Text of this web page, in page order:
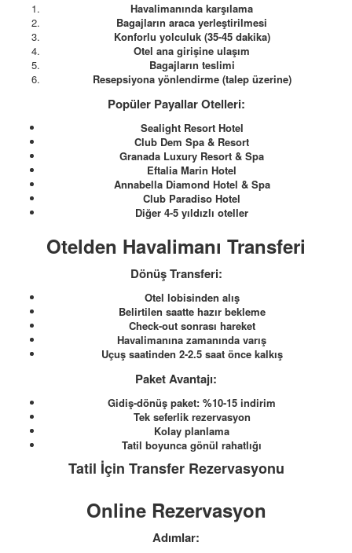
Havalimanında karşılama
Bagajların araca yerleştirilmesi
Konforlu yolculuk (35-45 dakika)
Otel ana girişine ulaşım
Bagajların teslimi
Resepsiyona yönlendirme (talep üzerine)
Popüler Payallar Otelleri:
Sealight Resort Hotel
Club Dem Spa & Resort
Granada Luxury Resort & Spa
Eftalia Marin Hotel
Annabella Diamond Hotel & Spa
Club Paradiso Hotel
Diğer 4-5 yıldızlı oteller
Otelden Havalimanı Transferi
Dönüş Transferi:
Otel lobisinden alış
Belirtilen saatte hazır bekleme
Check-out sonrası hareket
Havalimanına zamanında varış
Uçuş saatinden 2-2.5 saat önce kalkış
Paket Avantajı:
Gidiş-dönüş paket: %10-15 indirim
Tek seferlik rezervasyon
Kolay planlama
Tatil boyunca gönül rahatlığı
Tatil İçin Transfer Rezervasyonu
Online Rezervasyon
Adımlar: